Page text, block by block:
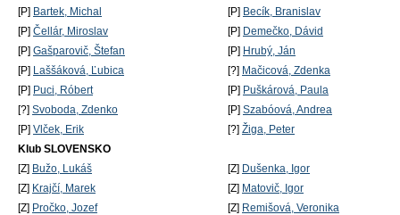
[P] Bartek, Michal [P] Becík, Branislav
[P] Čellár, Miroslav [P] Demečko, Dávid
[P] Gašparovič, Štefan [P] Hrubý, Ján
[P] Laššáková, Ľubica [?] Mačicová, Zdenka
[P] Puci, Róbert [P] Puškárová, Paula
[?] Svoboda, Zdenko [P] Szabóová, Andrea
[P] Vlček, Erik [?] Žiga, Peter
Klub SLOVENSKO
[Z] Bužo, Lukáš [Z] Dušenka, Igor
[Z] Krajčí, Marek [Z] Matovič, Igor
[Z] Pročko, Jozef [Z] Remišová, Veronika